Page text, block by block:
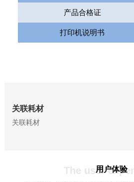
产品合格证
打印机说明书
关联耗材
关联耗材
The user用户体验